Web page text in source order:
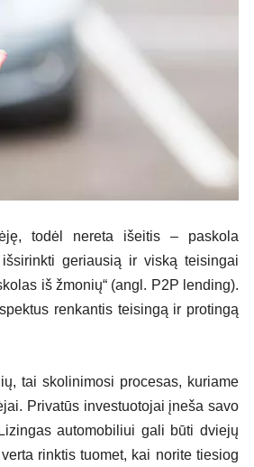
todėl nereta išeitis – paskola
geriausią ir viską teisingai
iš žmonių“ (angl. P2P lending).
renkantis teisingą ir protingą
tai skolinimosi procesas, kuriame
Privatūs investuotojai įneša savo
automobiliui gali būti dviejų
rinktis tuomet, kai norite tiesiog